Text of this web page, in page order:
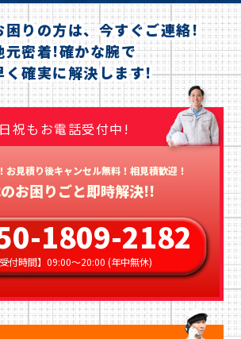
困りの方は、今すぐご連絡!
元密着!確かな腕で
く確実に解決します!
祝もお電話受付中!
お見積り後キャンセル無料！相見積歓迎！
お困りごと即時解決!!
1809-2182
受付時間】09:00〜20:00 (年中無休)